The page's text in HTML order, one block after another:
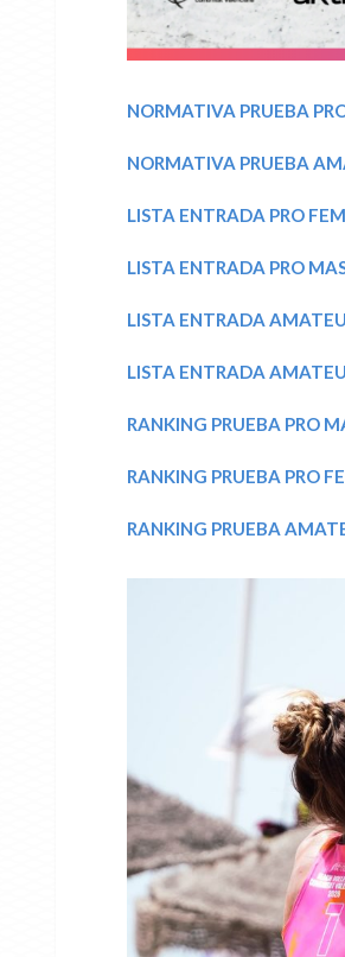
NORMATIVA PRUEBA
NORMATIVA PRUEBA
LISTA ENTRADA PRO
LISTA ENTRADA PRO
LISTA ENTRADA
LISTA ENTRADA
RANKING PRUEBA PRO
RANKING PRUEBA PRO
RANKING PRUEBA